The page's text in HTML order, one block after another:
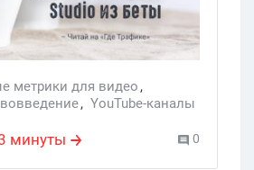
метрики для видео,
, YouTube-каналы
минуты 0